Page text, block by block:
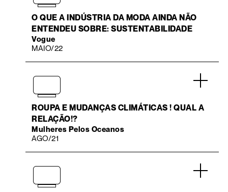
O QUE A INDÚSTRIA DA MODA AINDA NÃO
ENTENDEU SOBRE: SUSTENTABILIDADE
Vogue
MAIO/22
ROUPA E MUDANÇAS CLIMÁTICAS ! QUAL A
RELAÇÃO!?
Mulheres Pelos Oceanos
AGO/21
.
.